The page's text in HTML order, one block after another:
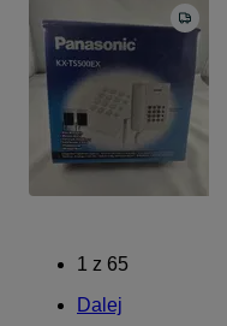
1 z 65
Dalej